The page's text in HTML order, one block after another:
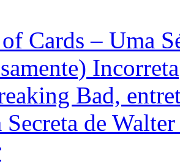
Cards – Uma
Incorreta
Bad,
de